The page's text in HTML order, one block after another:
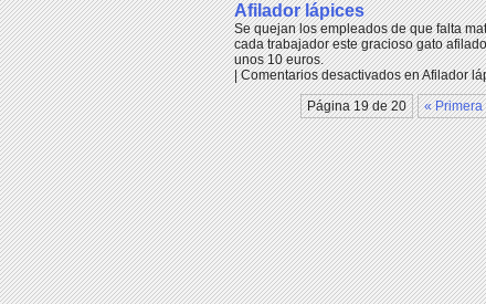
Afilador lápices
Se quejan los empleados de que falta
cada trabajador este gracioso gato
unos 10 euros.
|Comentarios desactivadosen Afilador
Página 19 de 20
« Primera